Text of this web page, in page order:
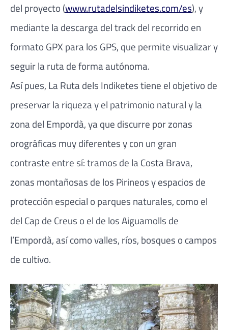
del proyecto (www.rutadelsindiketes.com/es), y
mediante la descarga del track del recorrido en
formato GPX para los GPS, que permite visualizar y
seguir la ruta de forma autónoma.
Así pues, La Ruta dels Indiketes tiene el objetivo de
preservar la riqueza y el patrimonio natural y la
zona del Empordà, ya que discurre por zonas
orográficas muy diferentes y con un gran
contraste entre sí: tramos de la Costa Brava,
zonas montañosas de los Pirineos y espacios de
protección especial o parques naturales, como el
del Cap de Creus o el de los Aiguamolls de
l’Empordà, así como valles, ríos, bosques o campos
de cultivo.